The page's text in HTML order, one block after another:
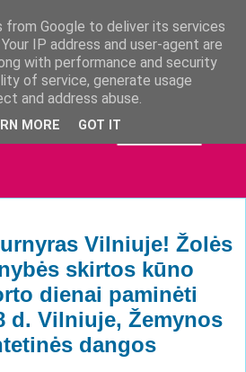
Vilniuje! Žolės
skirtos kūno
dienai paminėti
d. Vilniuje, Žemynos
dangos
from Google to deliver its services
IP address and user-agent are
with performance and security
of service, generate usage
and address abuse.
MORE GOT IT